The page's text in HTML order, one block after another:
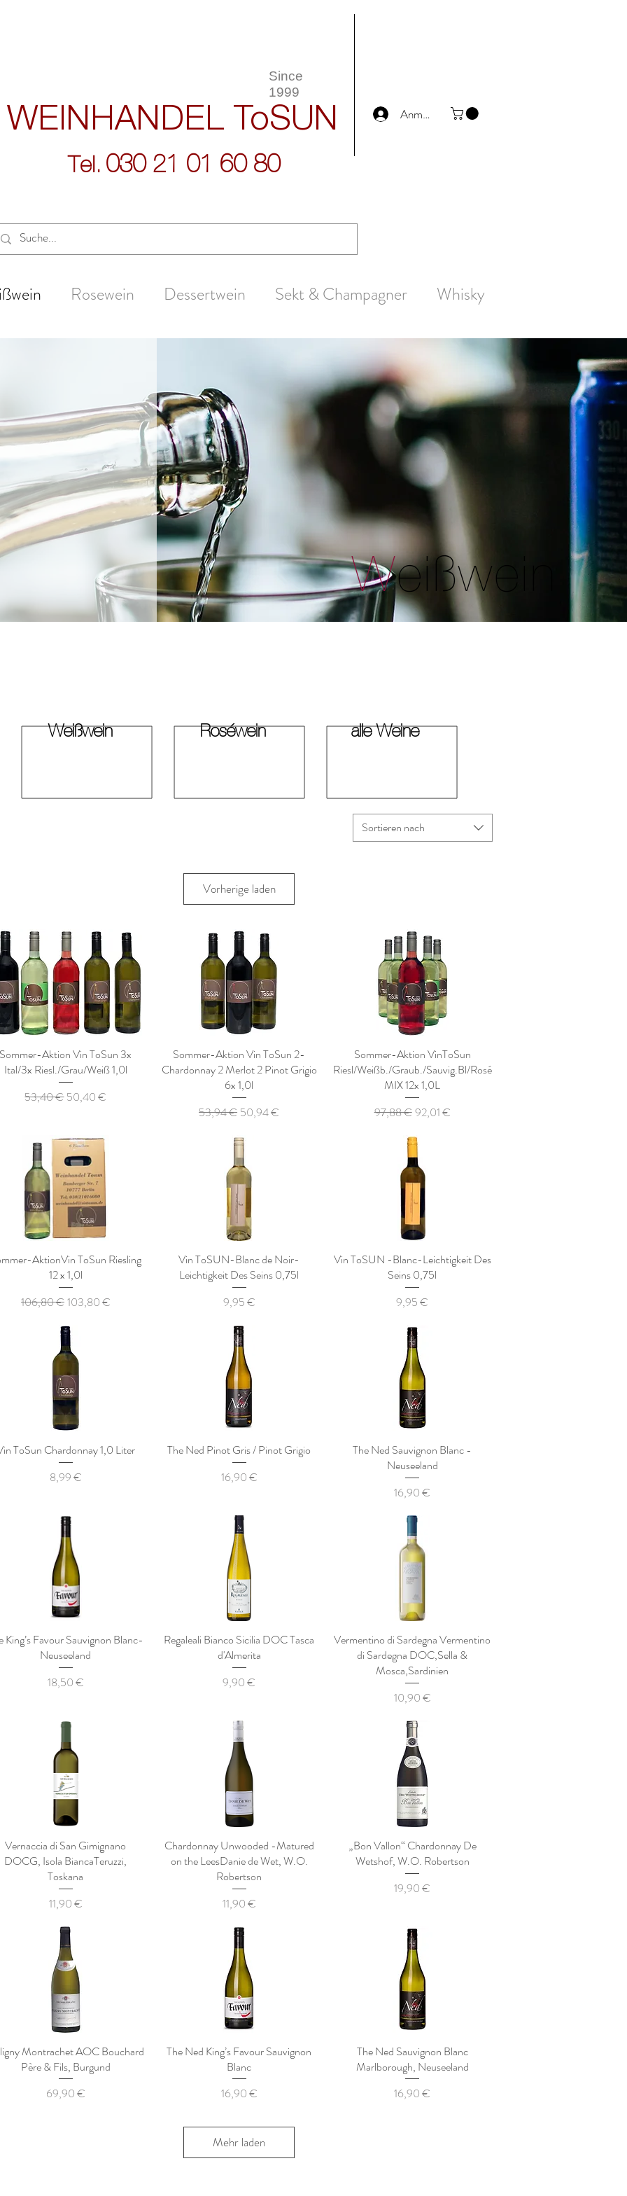
WEINHANDEL ToSUN Anmelden
Since
1999
Tel. 030 21 01 60 80
Rosewein Dessertwein Sekt & Champagner Whisky
Weißwein
Weißwein Roséwein alle Weine
Sortieren nach
Vorherige laden
Sommer-Aktion Vin ToSun 3x
Ital/3x Riesl./Grau/Weiß 1,0l
Standardpreis
53,40 €Sale-Preis
50,40 €
Sommer-Aktion Vin ToSun 2-
Chardonnay 2 Merlot 2 Pinot Grigio
6x 1,0l
Standardpreis
53,94 € Sale-Preis
50,94 €
Sommer-Aktion VinToSun
Riesl/Weißb./Graub./Sauvig.Bl/Rosé
MIX 12x 1,0L
Standardpreis
97,88 €Sale-Preis
92,01 €
AktionVin ToSun Riesling
12 x 1,0l
Standardpreis
106,80 €Sale-Preis
103,80 €
Vin ToSUN-Blanc de Noir-
Leichtigkeit Des Seins 0,75l
Preis
9,95 €
Vin ToSUN -Blanc-Leichtigkeit Des
Seins 0,75l
Preis
9,95 €
ToSun Chardonnay 1,0 Liter
Preis
8,99 €
The Ned Pinot Gris / Pinot Grigio
Preis
16,90 €
The Ned Sauvignon Blanc -
Neuseeland
Preis
16,90 €
King’s Favour Sauvignon Blanc-
Neuseeland
Preis
18,50 €
Regaleali Bianco Sicilia DOC Tasca
d'Almerita
Preis
9,90 €
Vermentino di Sardegna Vermentino
di Sardegna DOC,Sella &
Mosca,Sardinien
Preis
10,90 €
Vernaccia di San Gimignano
DOCG, Isola BiancaTeruzzi,
Toskana
Preis
11,90 €
Chardonnay Unwooded -Matured
on the LeesDanie de Wet, W.O.
Robertson
Preis
11,90 €
„Bon Vallon“ Chardonnay De
Wetshof, W.O. Robertson
Preis
19,90 €
Montrachet AOC Bouchard
Père & Fils, Burgund
Preis
69,90 €
The Ned King’s Favour Sauvignon
Blanc
Preis
16,90 €
The Ned Sauvignon Blanc
Marlborough, Neuseeland
Preis
16,90 €
Mehr laden